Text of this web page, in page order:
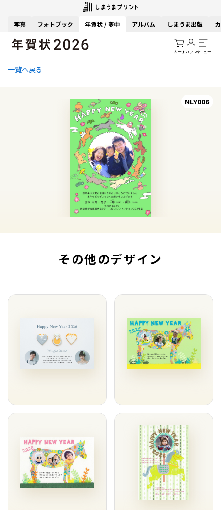
写真 フォトブック 年賀状 / 寒中 アルバム しまうま出版
カートアカウントメニュー
一覧へ戻る
NLY006
その他のデザイン